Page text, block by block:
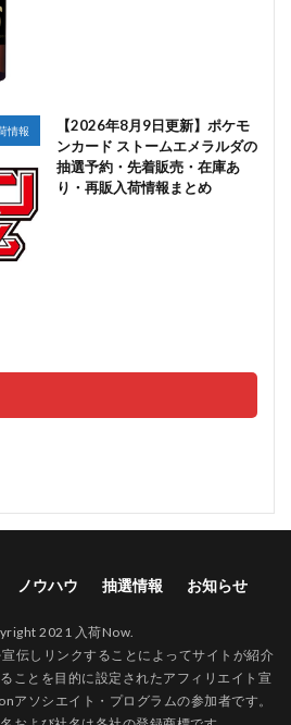
情報
【2026年8月9日更新】ポケモ
ンカード ストームエメラルダの
抽選予約・先着販売・在庫あ
り・再販入荷情報まとめ
ノウハウ 抽選情報 お知らせ
2021 入荷Now.
伝しリンクすることによってサイトが紹介
ことを目的に設定されたアフィリエイト宣
アソシエイト・プログラムの参加者です。